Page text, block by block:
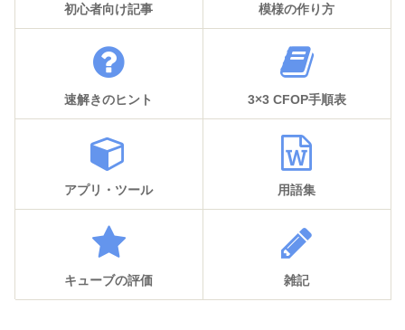
初心者向け記事 模様の作り方
速解きのヒント 3×3 CFOP手順表
アプリ・ツール 用語集
キューブの評価 雑記